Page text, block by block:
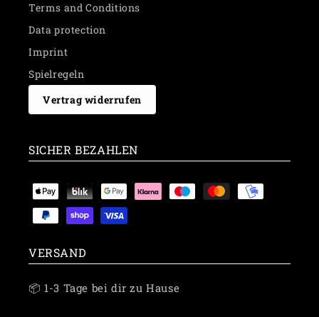
Terms and Conditions
Data protection
Imprint
Spielregeln
Vertrag widerrufen
SICHER BEZAHLEN
Payment
methods
VERSAND
📦 1-3 Tage bei dir zu Hause